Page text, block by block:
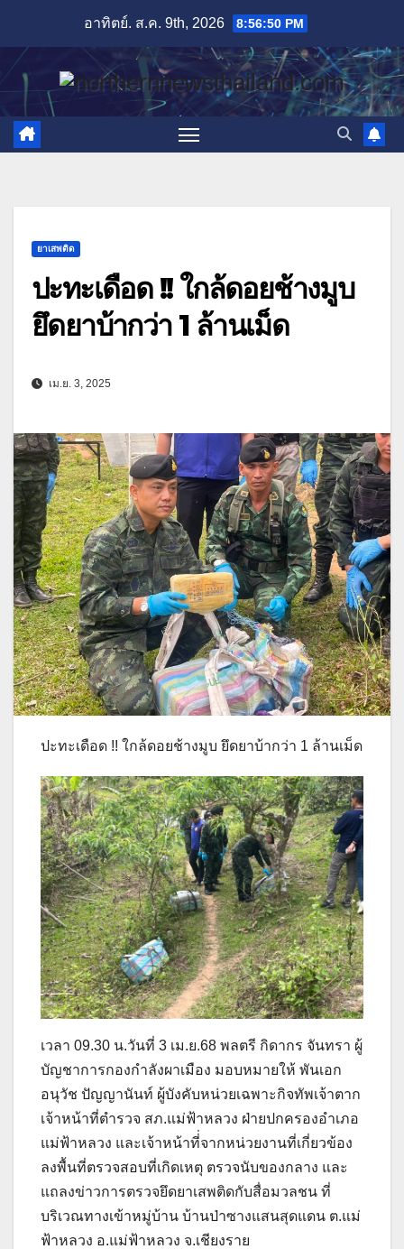
content
อาทิตย์. ส.ค. 9th, 2026 8:56:51 PM
ยาเสพติด
ปะทะเดือด !! ใกล้ดอยช้างมูบ
ยึดยาบ้ากว่า 1 ล้านเม็ด
เม.ย. 3, 2025
ปะทะเดือด !! ใกล้ดอยช้างมูบ ยึดยาบ้ากว่า 1 ล้านเม็ด
เวลา 09.30 น.วันที่ 3 เม.ย.68 พลตรี กิดากร จันทรา ผู้
บัญชาการกองกำลังผาเมือง มอบหมายให้ พันเอก
อนุวัช ปัญญานันท์ ผู้บังคับหน่วยเฉพาะกิจทัพเจ้าตาก
เจ้าหน้าที่ตำรวจ สภ.แม่ฟ้าหลวง ฝ่ายปกครองอำเภอ
แม่ฟ้าหลวง และเจ้าหน้าที่่จากหน่วยงานที่เกี่ยวข้อง
ลงพื้นที่ตรวจสอบที่เกิดเหตุ ตรวจนับของกลาง และ
แถลงข่าวการตรวจยึดยาเสพติดกับสื่อมวลชน ที่
บริเวณทางเข้าหมู่บ้าน บ้านป่าซางแสนสุดแดน ต.แม่
ฟ้าหลวง อ.แม่ฟ้าหลวง จ.เชียงราย